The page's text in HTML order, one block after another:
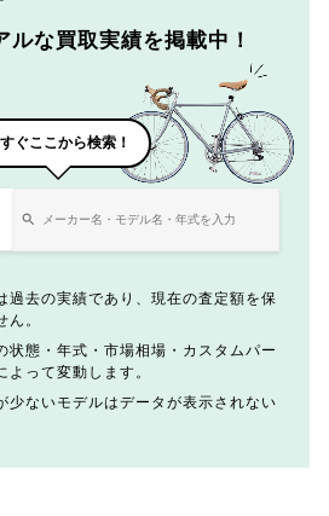
ルな買取実績を掲載中！
ぐここから検索！
過去の実績であり、現在の査定額を保
ん。
状態・年式・市場相場・カスタムパー
よって変動します。
少ないモデルはデータが表示されない